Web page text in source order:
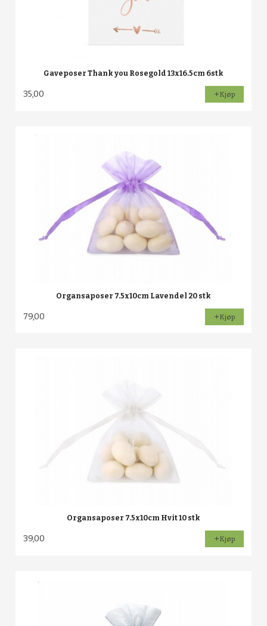
Gaveposer Thank you Rosegold 13x16.5cm 6stk
35,00 Kjøp
Organsaposer 7.5x10cm Lavendel 20 stk
79,00 Kjøp
Organsaposer 7.5x10cm Hvit 10 stk
39,00 Kjøp